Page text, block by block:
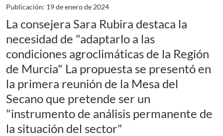
Publicación: 19 de enero de 2024
La consejera Sara Rubira destaca la
necesidad de "adaptarlo a las
condiciones agroclimáticas de la Región
de Murcia" La propuesta se presentó en
la primera reunión de la Mesa del
Secano que pretende ser un
"instrumento de análisis permanente de
la situación del sector"